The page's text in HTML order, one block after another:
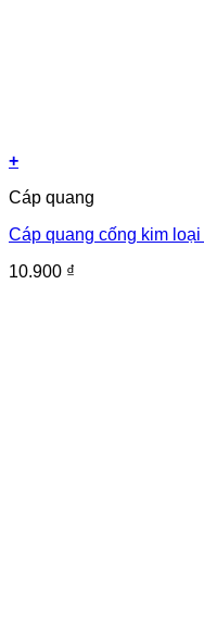
+
Cáp quang
Cáp quang cống kim
10.900 ₫